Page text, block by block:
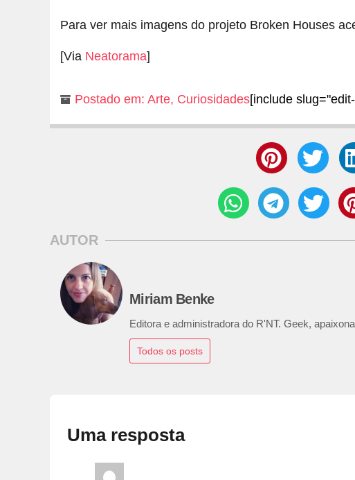
Para ver mais imagens do projeto Broken Houses
[Via Neatorama]
Postado em: Arte, Curiosidades[include
AUTOR
Miriam Benke
Editora e administradora do R'NT. Geek,
Todos os posts
Uma resposta